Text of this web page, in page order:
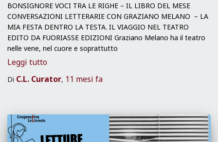
BONSIGNORE VOCI TRA LE RIGHE – IL LIBRO DEL MESE
CONVERSAZIONI LETTERARIE CON GRAZIANO MELANO – LA
MIA FESTA DENTRO LA TESTA. IL VIAGGIO NEL TEATRO
EDITO DA FUORIASSE EDIZIONI Graziano Melano ha il teatro
nelle vene, nel cuore e soprattutto
Leggi tutto
Di C.L. Curator, 11 mesi fa